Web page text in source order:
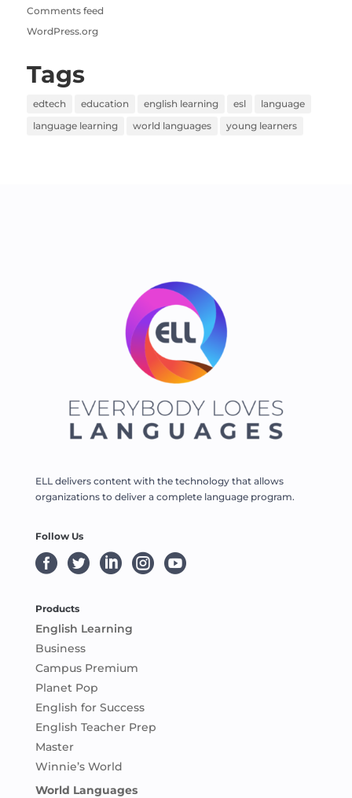
Comments feed
WordPress.org
Tags
edtech education english learning esl
language
language learning
world languages young learners
ELL delivers content with the technology that allows
organizations to deliver a complete language program.
Follow Us
    
Products
English Learning
Business
Campus Premium
Planet Pop
English for Success
English Teacher Prep
Master
Winnie’s World
World Languages